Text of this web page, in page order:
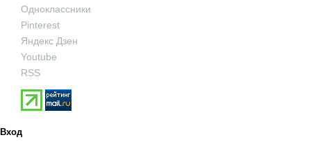
Одноклассники
Pinterest
Яндекс Дзен
Youtube
RSS
Вход